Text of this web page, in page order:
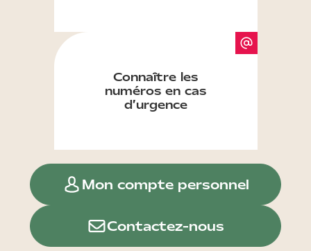
Connaître les
numéros en cas
d’urgence
Mon compte personnel
Contactez-nous